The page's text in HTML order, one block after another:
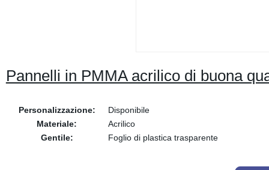
Pannelli in PMMA acrilico di buona
Personalizzazione:
Disponibile
Materiale:
Acrilico
Gentile:
Foglio di plastica trasparente